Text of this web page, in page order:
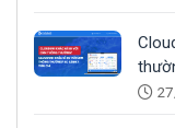
sinh